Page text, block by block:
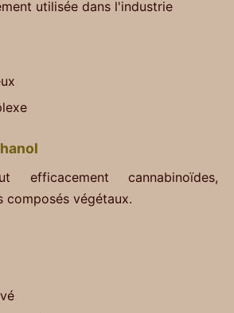
utilisée dans l'industrie
efficacement cannabinoïdes,
composés végétaux.